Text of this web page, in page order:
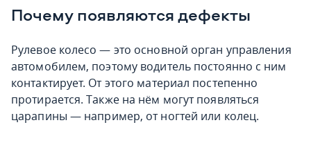
Почему появляются дефекты
Рулевое колесо — это основной орган управления
автомобилем, поэтому водитель постоянно с ним
контактирует. От этого материал постепенно
протирается. Также на нём могут появляться
царапины — например, от ногтей или колец.